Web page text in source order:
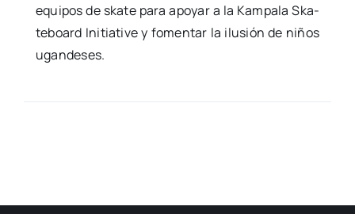
equi­pos de ska­te para apo­yar a la Kam­pa­la Ska­
te­board Initia­ti­ve y fomen­tar la ilu­sión de niños
ugan­de­ses.